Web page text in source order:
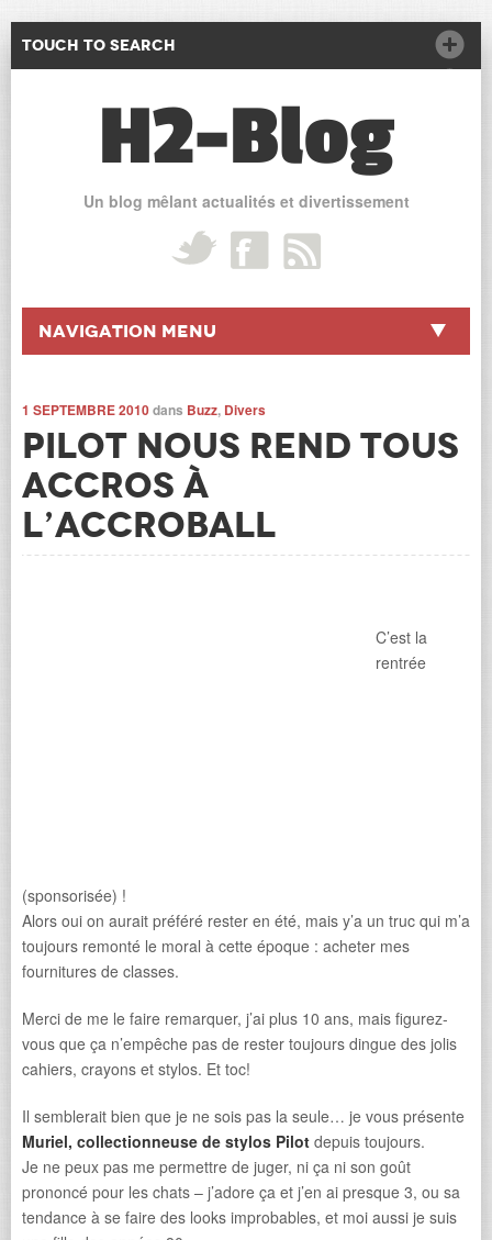
Touch to Search
H2-Blog
Un blog mêlant actualités et divertissement
Navigation Menu
1 SEPTEMBRE 2010dans Buzz, Divers
Pilot nous rend tous
accros à
l’Accroball
C’est la
rentrée
(sponsorisée) !
Alors oui on aurait préféré rester en été, mais y’a un truc qui m’a
toujours remonté le moral à cette époque : acheter mes
fournitures de classes.
Merci de me le faire remarquer, j’ai plus 10 ans, mais figurez-
vous que ça n’empêche pas de rester toujours dingue des jolis
cahiers, crayons et stylos. Et toc!
Il semblerait bien que je ne sois pas la seule… je vous présente
Muriel, collectionneuse de stylos Pilot depuis toujours.
Je ne peux pas me permettre de juger, ni ça ni son goût
prononcé pour les chats – j’adore ça et j’en ai presque 3, ou sa
tendance à se faire des looks improbables, et moi aussi je suis